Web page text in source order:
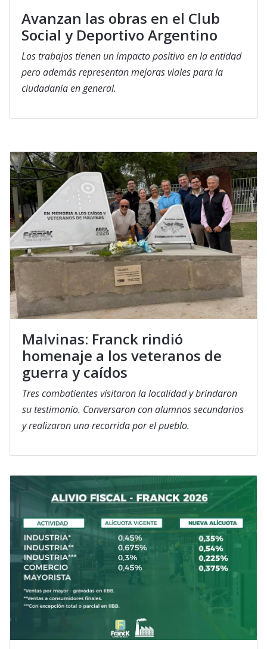
Avanzan las obras en el Club
Social y Deportivo Argentino
Los trabajos tienen un impacto positivo en la entidad
pero además representan mejoras viales para la
ciudadanía en general.
Malvinas: Franck rindió
homenaje a los veteranos de
guerra y caídos
Tres combatientes visitaron la localidad y brindaron
su testimonio. Conversaron con alumnos secundarios
y realizaron una recorrida por el pueblo.